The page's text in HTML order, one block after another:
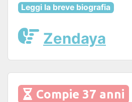
Leggi la breve biografia
Zendaya
Compie 37 anni